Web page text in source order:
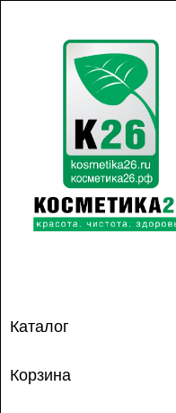
Каталог
Корзина